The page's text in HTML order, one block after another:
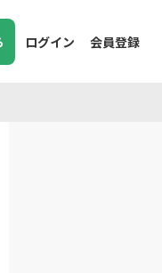
ログイン 会員登録